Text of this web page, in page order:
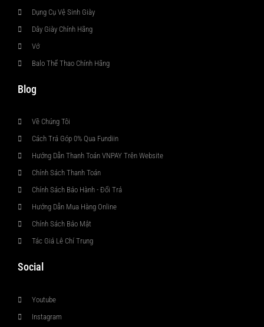
Dụng Cụ Vệ Sinh Giày
Dây Giày Chính Hãng
Vớ
Balo Thể Thao Chính Hãng
Blog
Về Chúng Tôi
Cách Trả Góp 0% Qua Fundiin
Hướng Dẫn Thanh Toán VNPAY Trên Website
Chính Sách Thanh Toán
Chính Sách Bảo Hành - Đổi Trả
Hướng Dẫn Mua Hàng Online
Chính Sách Bảo Mật
Tác Giả Lê Chí Trung
Social
Youtube
Instagram